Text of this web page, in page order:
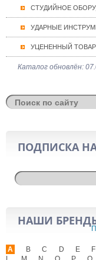
СТУДИЙНОЕ
УДАРНЫЕ
УЦЕНЕННЫЙ ТОВАР
Каталог обновлён:
ПОДПИСКА
НАШИ
A B C D E F